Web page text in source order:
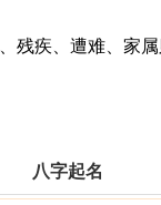
疾、遭难、家属
八字起名